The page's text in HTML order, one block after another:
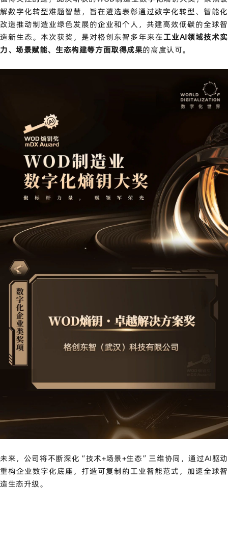
解数字化转型难题智慧，旨在遴选表彰通过数字化转型、智能化
改造推动制造业绿色发展的企业和个人，共建高效低碳的全球智
造新生态。本次获奖，是对格创东智多年来在工业AI领域技术实
力、场景赋能、生态构建等方面取得成果的高度认可。
未来，公司将不断深化“技术+场景+生态”三维协同，通过AI驱动
重构企业数字化底座，打造可复制的工业智能范式，加速全球智
造生态升级。